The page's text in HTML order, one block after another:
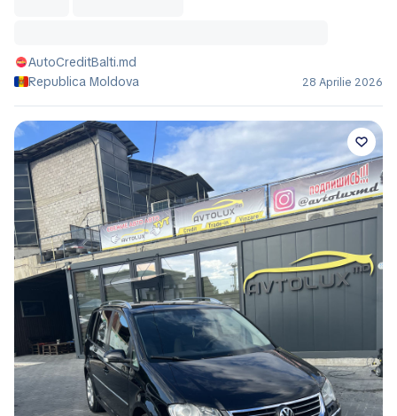
AutoCreditBalti.md
Republica Moldova
28 Aprilie 2026